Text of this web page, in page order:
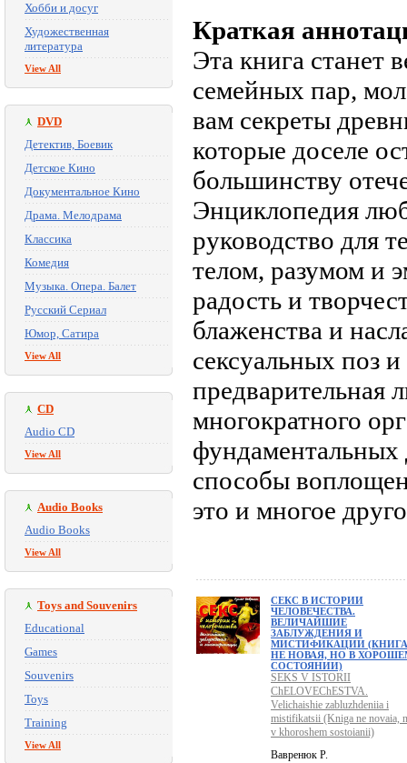
Хобби и досуг
Художественная
литература
View All
DVD
Детектив, Боевик
Детское Кино
Документальное Кино
Драма. Мелодрама
Классика
Комедия
Музыка. Опера. Балет
Русский Сериал
Юмор, Сатира
View All
CD
Audio CD
View All
Audio Books
Audio Books
View All
Toys and Souvenirs
Educational
Games
Souvenirs
Toys
Training
View All
Краткая
Эта книга станет
семейных пар,
вам секреты
которые доселе
большинству
Энциклопедия
руководство для
телом, разумом и
радость и
блаженства и
сексуальных поз
предварительная
многократного
фундаментальных
способы
это и многое
СЕКС В ИСТОРИИ
ЧЕЛОВЕЧЕСТВА.
ВЕЛИЧАЙШИЕ
ЗАБЛУЖДЕНИЯ И
МИСТИФИКАЦИИ (КНИГА
НЕ НОВАЯ, НО В
СОСТОЯНИИ)
SEKS V ISTORII
ChELOVEChESTVA.
Velichaishie zabluzhdeniia i
mistifikatsii (Kniga ne novaia,
v khoroshem sostoianii)
Вавренюк Р.